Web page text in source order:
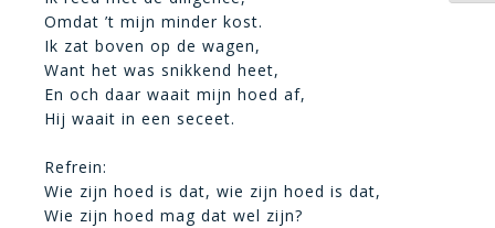
Omdat ’t mijn minder kost.
Ik zat boven op de wagen,
Want het was snikkend heet,
En och daar waait mijn hoed af,
Hij waait in een seceet.
Refrein:
Wie zijn hoed is dat, wie zijn hoed is dat,
Wie zijn hoed mag dat wel zijn?